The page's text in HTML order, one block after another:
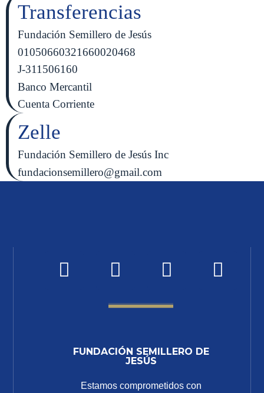
Transferencias
Fundación Semillero de Jesús
01050660321660020468
J-311506160
Banco Mercantil
Cuenta Corriente
Zelle
Fundación Semillero de Jesús Inc
fundacionsemillero@gmail.com
FUNDACIÓN SEMILLERO DE
JESÚS
Estamos comprometidos con